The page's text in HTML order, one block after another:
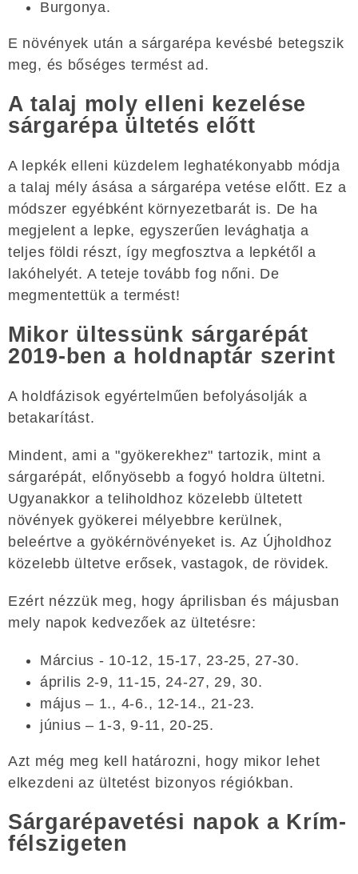
Burgonya.
E növények után a sárgarépa kevésbé betegszik
meg, és bőséges termést ad.
A talaj moly elleni kezelése
sárgarépa ültetés előtt
A lepkék elleni küzdelem leghatékonyabb módja
a talaj mély ásása a sárgarépa vetése előtt. Ez a
módszer egyébként környezetbarát is. De ha
megjelent a lepke, egyszerűen levághatja a
teljes földi részt, így megfosztva a lepkétől a
lakóhelyét. A teteje tovább fog nőni. De
megmentettük a termést!
Mikor ültessünk sárgarépát
2019-ben a holdnaptár szerint
A holdfázisok egyértelműen befolyásolják a
betakarítást.
Mindent, ami a "gyökerekhez" tartozik, mint a
sárgarépát, előnyösebb a fogyó holdra ültetni.
Ugyanakkor a teliholdhoz közelebb ültetett
növények gyökerei mélyebbre kerülnek,
beleértve a gyökérnövényeket is. Az Újholdhoz
közelebb ültetve erősek, vastagok, de rövidek.
Ezért nézzük meg, hogy áprilisban és májusban
mely napok kedvezőek az ültetésre:
Március - 10-12, 15-17, 23-25, 27-30.
április 2-9, 11-15, 24-27, 29, 30.
május – 1., 4-6., 12-14., 21-23.
június – 1-3, 9-11, 20-25.
Azt még meg kell határozni, hogy mikor lehet
elkezdeni az ültetést bizonyos régiókban.
Sárgarépavetési napok a Krím-
félszigeten